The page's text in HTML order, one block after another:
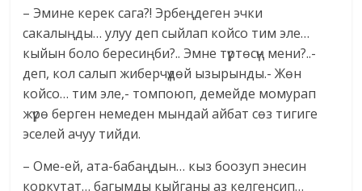
– Эмине керек сага?! Эрбеңдеген эчки
сакалыңды… улуу деп сыйлап койсо тим эле…
кыйын боло бересиңби?.. Эмне түртөсүң мени?..-
деп, кол салып жиберчүдөй ызырынды.- Жөн
койсо… тим эле,- томпоюп, демейде момурап
жүрө берген немеден мындай айбат сөз тигиге
эселей ачуу тийди.
– Оме-ей, ата-бабаңдын… кыз боозуп энесин
коркутат… багымды кыйганы аз келгенсип…